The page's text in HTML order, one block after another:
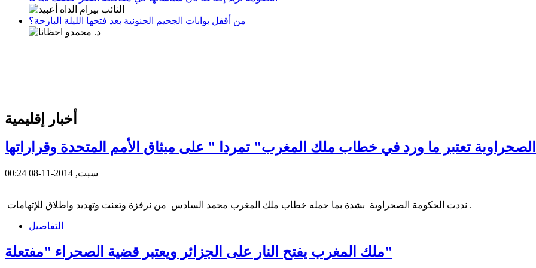
من أقفل بوابات الجحيم الجنونية بعد فتحها الليلة البارحة؟
أخبار إقليمية
الصحراوية تعتبر ما ورد في خطاب ملك المغرب" تمردا " على ميثاق الأمم المتحدة وقراراتها
سبت, 2014-11-08 00:24
نددت الحكومة الصحراوية بشدة بما حمله خطاب ملك المغرب محمد السادس من نرفزة وتعنت وتهديد واطلاق للإتهامات .
التفاصيل
ملك المغرب يفتح النار على الجزائر ويعتبر قضية الصحراء "مفتعلة"